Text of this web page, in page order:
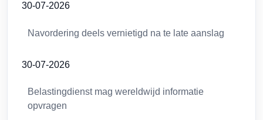
30-07-2026
Navordering deels vernietigd na te late aanslag
30-07-2026
Belastingdienst mag wereldwijd informatie
opvragen